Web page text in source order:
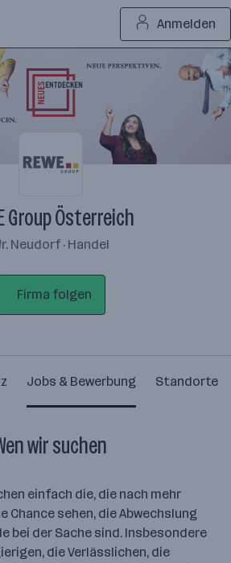
Anmelden
Group Österreich
Neudorf · Handel
Firma folgen
Jobs & Bewerbung Standorte
wir suchen
einfach die, die nach mehr
Chance sehen, die Abwechslung
bei der Sache sind. Insbesondere
die Verlässlichen, die